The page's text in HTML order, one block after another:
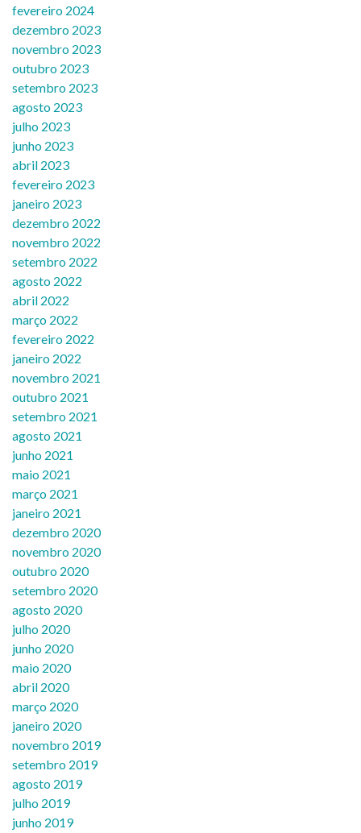
fevereiro 2024
dezembro 2023
novembro 2023
outubro 2023
setembro 2023
agosto 2023
julho 2023
junho 2023
abril 2023
fevereiro 2023
janeiro 2023
dezembro 2022
novembro 2022
setembro 2022
agosto 2022
abril 2022
março 2022
fevereiro 2022
janeiro 2022
novembro 2021
outubro 2021
setembro 2021
agosto 2021
junho 2021
maio 2021
março 2021
janeiro 2021
dezembro 2020
novembro 2020
outubro 2020
setembro 2020
agosto 2020
julho 2020
junho 2020
maio 2020
abril 2020
março 2020
janeiro 2020
novembro 2019
setembro 2019
agosto 2019
julho 2019
junho 2019